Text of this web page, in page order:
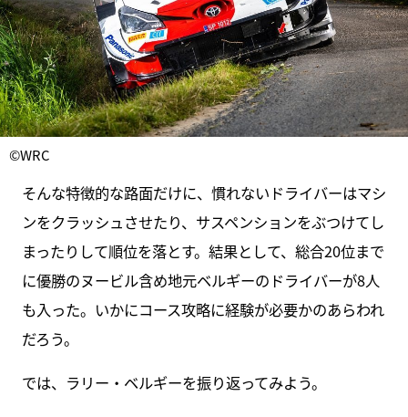
©WRC
そんな特徴的な路面だけに、慣れないドライバーはマシ
ンをクラッシュさせたり、サスペンションをぶつけてし
まったりして順位を落とす。結果として、総合20位まで
に優勝のヌービル含め地元ベルギーのドライバーが8人
も入った。いかにコース攻略に経験が必要かのあらわれ
だろう。
では、ラリー・ベルギーを振り返ってみよう。